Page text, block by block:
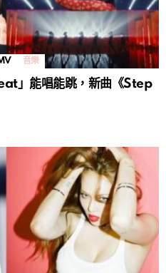
音樂
」能唱能跳，新曲《Step